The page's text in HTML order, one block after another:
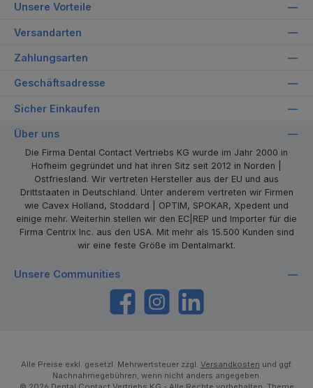
Unsere Vorteile
Versandarten
Zahlungsarten
Geschäftsadresse
Sicher Einkaufen
Über uns
Die Firma Dental Contact Vertriebs KG wurde im Jahr 2000 in
Hofheim gegründet und hat ihren Sitz seit 2012 in Norden |
Ostfriesland. Wir vertreten Hersteller aus der EU und aus
Drittstaaten in Deutschland. Unter anderem vertreten wir Firmen
wie Cavex Holland, Stoddard | OPTIM, SPOKAR, Xpedent und
einige mehr. Weiterhin stellen wir den EC|REP und Importer für die
Firma Centrix Inc. aus den USA. Mit mehr als 15.500 Kunden sind
wir eine feste Größe im Dentalmarkt.
Unsere Communities
https://www.facebook.com/dentalcontact
Instagram
Alle Preise exkl. gesetzl. Mehrwertsteuer zzgl. Versandkosten und ggf.
Nachnahmegebühren, wenn nicht anders angegeben.